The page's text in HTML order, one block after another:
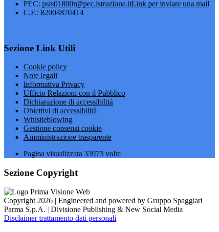
PEC: psis01800r@pec.istruzione.itLink per inviare una mail
C.F.: 82004870414
Sezione Link Utili
Cookie policy
Note legali
Informativa Privacy
Ufficio Relazioni con il Pubblico
Dichiarazione di accessibilità
Obiettivi di accessibilità
Whistleblowing
Gestione consensi cookie
Amministrazione trasparente
Pagina visualizzata 33973 volte
Sezione Copyright
Copyright 2026 | Engineered and powered by Gruppo Spaggiari
Parma S.p.A. | Divisione Publishing & New Social Media
Disclaimer trattamento dati personali